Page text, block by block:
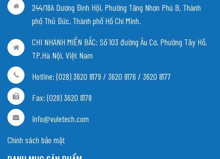
244/18A Dương Đình Hội, Phường Tăng Nhơn Phú B, Thành
phố Thủ Đức, Thành phố Hồ Chí Minh.
CHI NHÁNH MIỀN BẮC: Số 103 đường Âu Cơ, Phường Tây Hồ,
TP.Hà Nội, Việt Nam
Hotline: (028) 3620 8179 / 3620 8176 / 3620 8177
Fax: (028) 3620 8178
info@vuletech.com
Chính sách bảo mật